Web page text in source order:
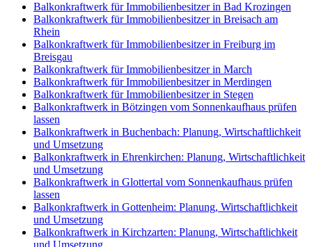
Balkonkraftwerk für Immobilienbesitzer in Bad Krozingen
Balkonkraftwerk für Immobilienbesitzer in Breisach am
Rhein
Balkonkraftwerk für Immobilienbesitzer in Freiburg im
Breisgau
Balkonkraftwerk für Immobilienbesitzer in March
Balkonkraftwerk für Immobilienbesitzer in Merdingen
Balkonkraftwerk für Immobilienbesitzer in Stegen
Balkonkraftwerk in Bötzingen vom Sonnenkaufhaus prüfen
lassen
Balkonkraftwerk in Buchenbach: Planung, Wirtschaftlichkeit
und Umsetzung
Balkonkraftwerk in Ehrenkirchen: Planung, Wirtschaftlichkeit
und Umsetzung
Balkonkraftwerk in Glottertal vom Sonnenkaufhaus prüfen
lassen
Balkonkraftwerk in Gottenheim: Planung, Wirtschaftlichkeit
und Umsetzung
Balkonkraftwerk in Kirchzarten: Planung, Wirtschaftlichkeit